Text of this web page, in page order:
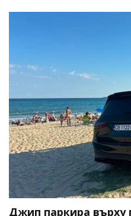
Джип паркира върху